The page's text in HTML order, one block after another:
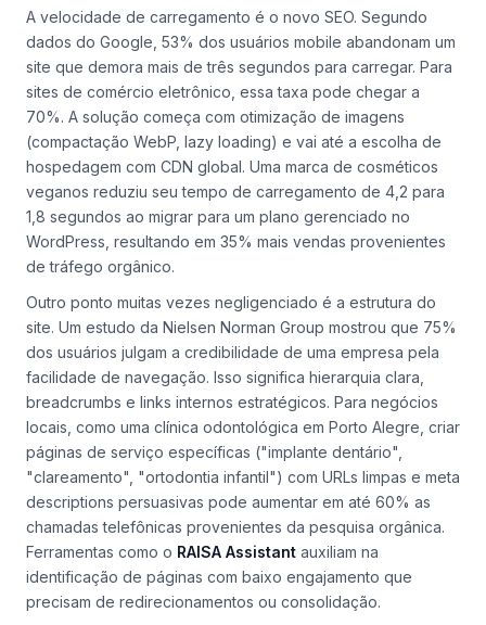
A velocidade de carregamento é o novo SEO. Segundo
dados do Google, 53% dos usuários mobile abandonam um
site que demora mais de três segundos para carregar. Para
sites de comércio eletrônico, essa taxa pode chegar a
70%. A solução começa com otimização de imagens
(compactação WebP, lazy loading) e vai até a escolha de
hospedagem com CDN global. Uma marca de cosméticos
veganos reduziu seu tempo de carregamento de 4,2 para
1,8 segundos ao migrar para um plano gerenciado no
WordPress, resultando em 35% mais vendas provenientes
de tráfego orgânico.
Outro ponto muitas vezes negligenciado é a estrutura do
site. Um estudo da Nielsen Norman Group mostrou que 75%
dos usuários julgam a credibilidade de uma empresa pela
facilidade de navegação. Isso significa hierarquia clara,
breadcrumbs e links internos estratégicos. Para negócios
locais, como uma clínica odontológica em Porto Alegre, criar
páginas de serviço específicas ("implante dentário",
"clareamento", "ortodontia infantil") com URLs limpas e meta
descriptions persuasivas pode aumentar em até 60% as
chamadas telefônicas provenientes da pesquisa orgânica.
Ferramentas como o RAISA Assistant auxiliam na
identificação de páginas com baixo engajamento que
precisam de redirecionamentos ou consolidação.